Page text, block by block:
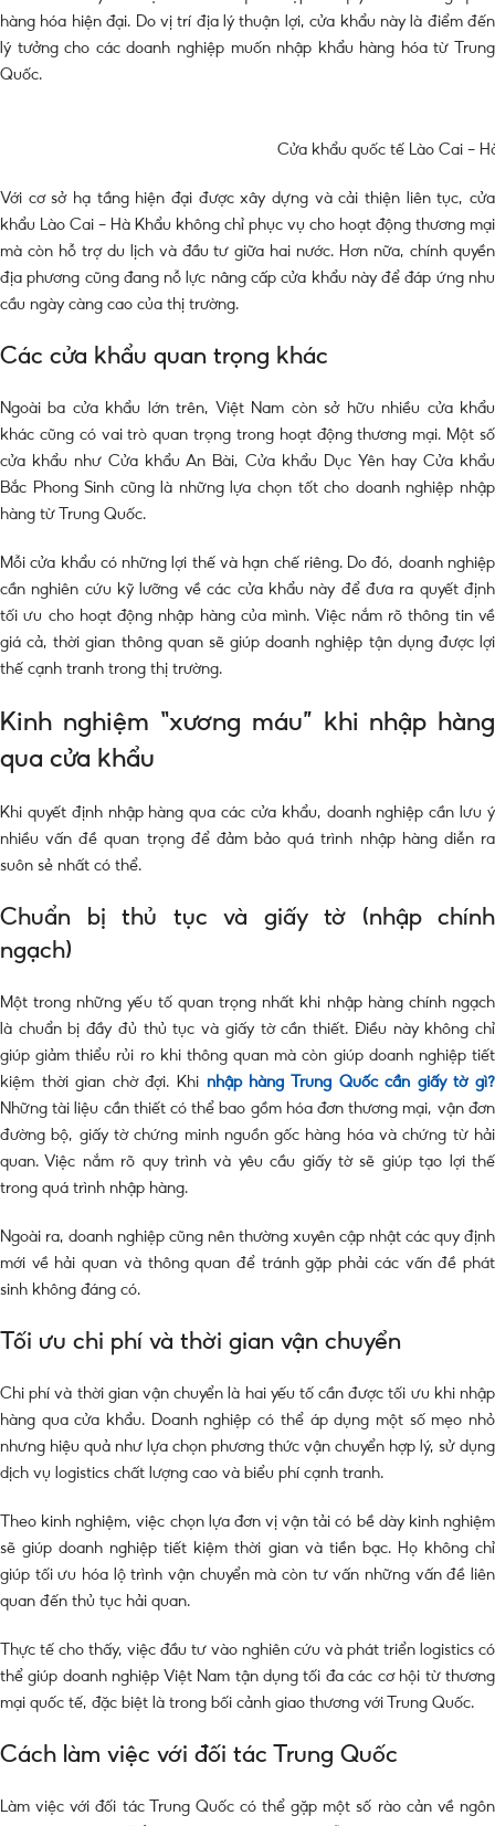
hàng hóa hiện đại. Do vị trí địa lý thuận lợi, cửa khẩu này là điểm đến
lý tưởng cho các doanh nghiệp muốn nhập khẩu hàng hóa từ Trung
Quốc.
Cửa khẩu quốc tế Lào Cai –
Với cơ sở hạ tầng hiện đại được xây dựng và cải thiện liên tục, cửa
khẩu Lào Cai – Hà Khẩu không chỉ phục vụ cho hoạt động thương mại
mà còn hỗ trợ du lịch và đầu tư giữa hai nước. Hơn nữa, chính quyền
địa phương cũng đang nỗ lực nâng cấp cửa khẩu này để đáp ứng nhu
cầu ngày càng cao của thị trường.
Các cửa khẩu quan trọng khác
Ngoài ba cửa khẩu lớn trên, Việt Nam còn sở hữu nhiều cửa khẩu
khác cũng có vai trò quan trọng trong hoạt động thương mại. Một số
cửa khẩu như Cửa khẩu An Bài, Cửa khẩu Dục Yên hay Cửa khẩu
Bắc Phong Sinh cũng là những lựa chọn tốt cho doanh nghiệp nhập
hàng từ Trung Quốc.
Mỗi cửa khẩu có những lợi thế và hạn chế riêng. Do đó, doanh nghiệp
cần nghiên cứu kỹ lưỡng về các cửa khẩu này để đưa ra quyết định
tối ưu cho hoạt động nhập hàng của mình. Việc nắm rõ thông tin về
giá cả, thời gian thông quan sẽ giúp doanh nghiệp tận dụng được lợi
thế cạnh tranh trong thị trường.
Kinh nghiệm “xương máu” khi nhập hàng
qua cửa khẩu
Khi quyết định nhập hàng qua các cửa khẩu, doanh nghiệp cần lưu ý
nhiều vấn đề quan trọng để đảm bảo quá trình nhập hàng diễn ra
suôn sẻ nhất có thể.
Chuẩn bị thủ tục và giấy tờ (nhập chính
ngạch)
Một trong những yếu tố quan trọng nhất khi nhập hàng chính ngạch
là chuẩn bị đầy đủ thủ tục và giấy tờ cần thiết. Điều này không chỉ
giúp giảm thiểu rủi ro khi thông quan mà còn giúp doanh nghiệp tiết
kiệm thời gian chờ đợi. Khi
nhập hàng Trung Quốc cần giấy tờ gì?
Những tài liệu cần thiết có thể bao gồm hóa đơn thương mại, vận đơn
đường bộ, giấy tờ chứng minh nguồn gốc hàng hóa và chứng từ hải
quan. Việc nắm rõ quy trình và yêu cầu giấy tờ sẽ giúp tạo lợi thế
trong quá trình nhập hàng.
Ngoài ra, doanh nghiệp cũng nên thường xuyên cập nhật các quy định
mới về hải quan và thông quan để tránh gặp phải các vấn đề phát
sinh không đáng có.
Tối ưu chi phí và thời gian vận chuyển
Chi phí và thời gian vận chuyển là hai yếu tố cần được tối ưu khi nhập
hàng qua cửa khẩu. Doanh nghiệp có thể áp dụng một số mẹo nhỏ
nhưng hiệu quả như lựa chọn phương thức vận chuyển hợp lý, sử dụng
dịch vụ logistics chất lượng cao và biểu phí cạnh tranh.
Theo kinh nghiệm, việc chọn lựa đơn vị vận tải có bề dày kinh nghiệm
sẽ giúp doanh nghiệp tiết kiệm thời gian và tiền bạc. Họ không chỉ
giúp tối ưu hóa lộ trình vận chuyển mà còn tư vấn những vấn đề liên
quan đến thủ tục hải quan.
Thực tế cho thấy, việc đầu tư vào nghiên cứu và phát triển logistics có
thể giúp doanh nghiệp Việt Nam tận dụng tối đa các cơ hội từ thương
mại quốc tế, đặc biệt là trong bối cảnh giao thương với Trung Quốc.
Cách làm việc với đối tác Trung Quốc
Làm việc với đối tác Trung Quốc có thể gặp một số rào cản về ngôn